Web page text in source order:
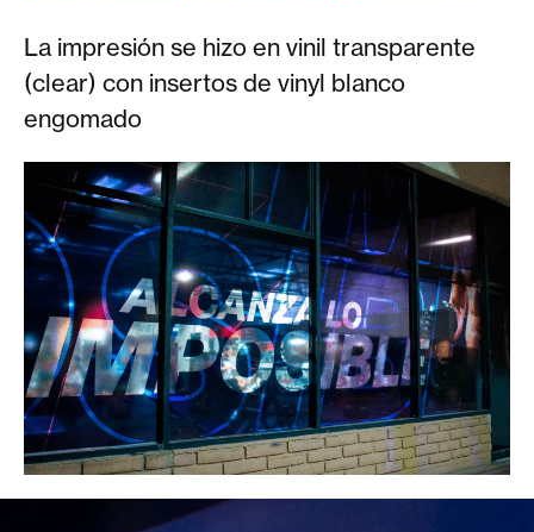
La impresión se hizo en vinil transparente
(clear) con insertos de vinyl blanco
engomado